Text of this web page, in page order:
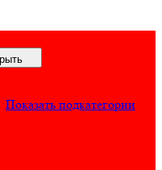
Показать подкатегории